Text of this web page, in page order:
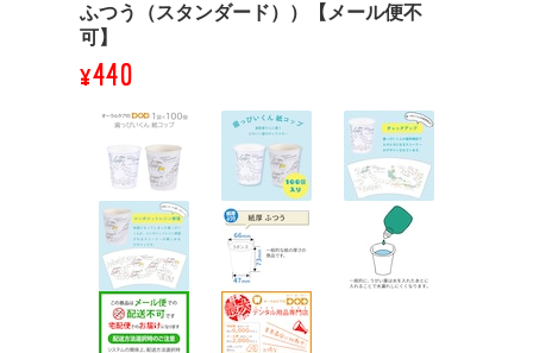
ふつう（スタンダード））【メール便不
可】
¥440